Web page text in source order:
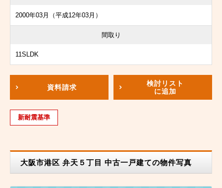
2000年03月（平成12年03月）
間取り
11SLDK
資料請求
検討リスト
に追加
新耐震基準
大阪市港区 弁天５丁目 中古一戸建ての物件写真